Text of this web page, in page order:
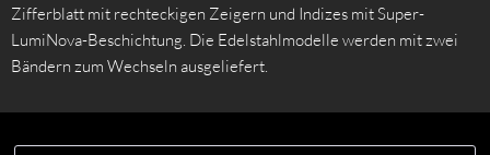
Zifferblatt mit rechteckigen Zeigern und Indizes mit Super-
LumiNova-Beschichtung. Die Edelstahlmodelle werden mit zwei
Bändern zum Wechseln ausgeliefert.